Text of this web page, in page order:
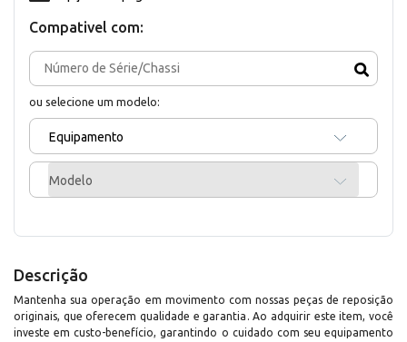
Compativel com:
ou selecione um modelo:
Equipamento
Modelo
Descrição
Mantenha sua operação em movimento com nossas peças de reposição
originais, que oferecem qualidade e garantia. Ao adquirir este item, você
investe em custo-benefício, garantindo o cuidado com seu equipamento